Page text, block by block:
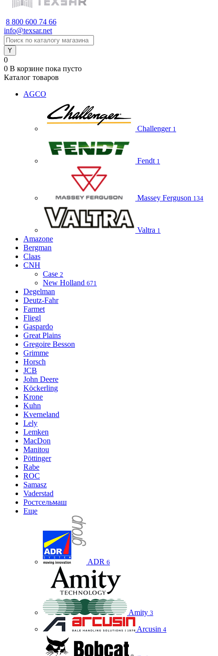
8 800 600 74 66
info@texsar.net
0
0 В корзине пока пусто
Каталог товаров
AGCO
Challenger 1
Fendt 1
Massey Ferguson 134
Valtra 1
Amazone
Bergman
Claas
CNH
Case 2
New Holland 671
Degelman
Deutz-Fahr
Farmet
Fliegl
Gaspardo
Great Plains
Gregoire Besson
Grimme
Horsch
JCB
John Deere
Köckerling
Krone
Kuhn
Kverneland
Lely
Lemken
MacDon
Manitou
Pöttinger
Rabe
ROC
Samasz
Vaderstad
Ростсельмаш
Еще
ADR 6
Amity 3
Arcusin 4